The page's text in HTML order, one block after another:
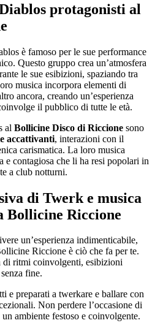
protagonisti al
è famoso per le sue performance
Questo gruppo crea un’atmosfera
le sue esibizioni, spaziando tra
musica incorpora elementi di
ancora, creando un’esperienza
il pubblico di tutte le età.
al Bollicine Disco di Riccione sono
accattivanti, interazioni con il
carismatica. La loro musica
e contagiosa che li ha resi popolari in
a club notturni.
di Twerk e musica
Bollicine Riccione
un’esperienza indimenticabile,
Riccione è ciò che fa per te.
di ritmi coinvolgenti, esibizioni
fine.
e preparati a twerkare e ballare con
Non perdere l’occasione di
ambiente festoso e coinvolgente.